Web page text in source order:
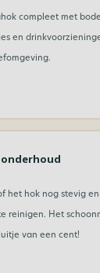
compleet met
en
het hok nog stevig en
reinigen. Het
van een cent!